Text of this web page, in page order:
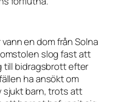
en dom från Solna
slog fast att
till bidragsbrott efter
ha ansökt om
sjukt barn, trots att